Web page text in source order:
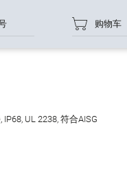
购物车
UL 2238, 符合AISG